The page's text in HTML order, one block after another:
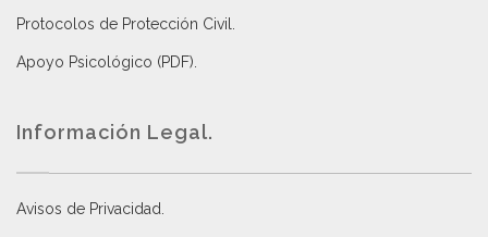
Protocolos de Protección Civil
Apoyo Psicológico (PDF)
Información Legal.
Avisos de Privacidad